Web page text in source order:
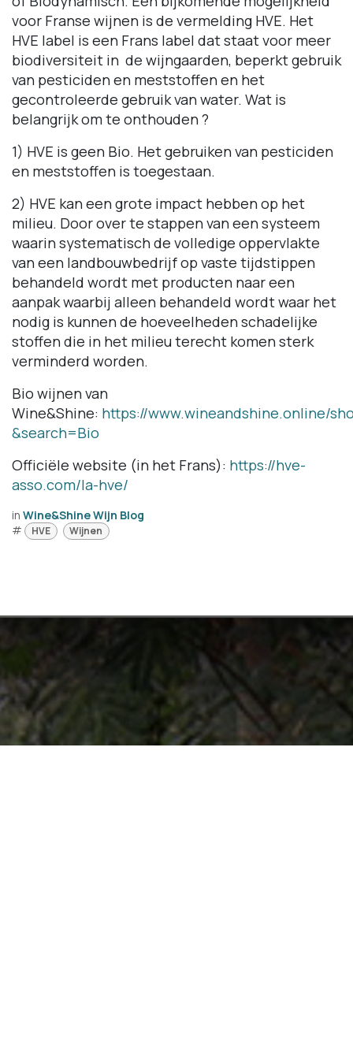
voor Franse wijnen is de vermelding HVE. Het
HVE label is een Frans label dat staat voor meer
biodiversiteit in de wijngaarden, beperkt gebruik
van pesticiden en meststoffen en het
gecontroleerde gebruik van water. Wat is
belangrijk om te onthouden ?
1) HVE is geen Bio. Het gebruiken van pesticiden
en meststoffen is toegestaan.
2) HVE kan een grote impact hebben op het
milieu. Door over te stappen van een systeem
waarin systematisch de volledige oppervlakte
van een landbouwbedrijf op vaste tijdstippen
behandeld wordt met producten naar een
aanpak waarbij alleen behandeld wordt waar het
nodig is kunnen de hoeveelheden schadelijke
stoffen die in het milieu terecht komen sterk
verminderd worden.
Bio wijnen van
Wine&Shine: https://www.wineandshine.online/
&search=Bio
Officiële website (in het Frans): https://hve-
asso.com/la-hve/
in Wine&Shine Wijn Blog
#
HVE Wijnen